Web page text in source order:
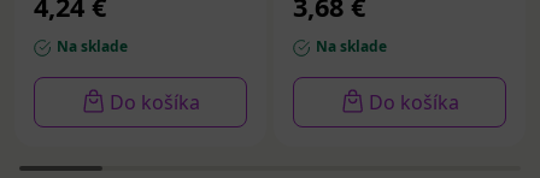
Na sklade
Do košíka
Na sklade
Do košíka